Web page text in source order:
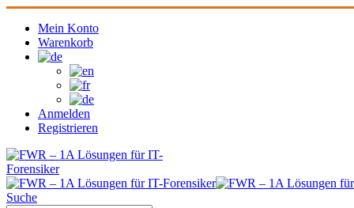
Mein Konto
Warenkorb
Anmelden
Registrieren
Suche